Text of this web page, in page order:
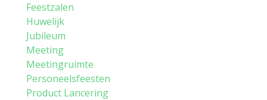
Feestzalen
Huwelijk
Jubileum
Meeting
Meetingruimte
Personeelsfeesten
Product Lancering